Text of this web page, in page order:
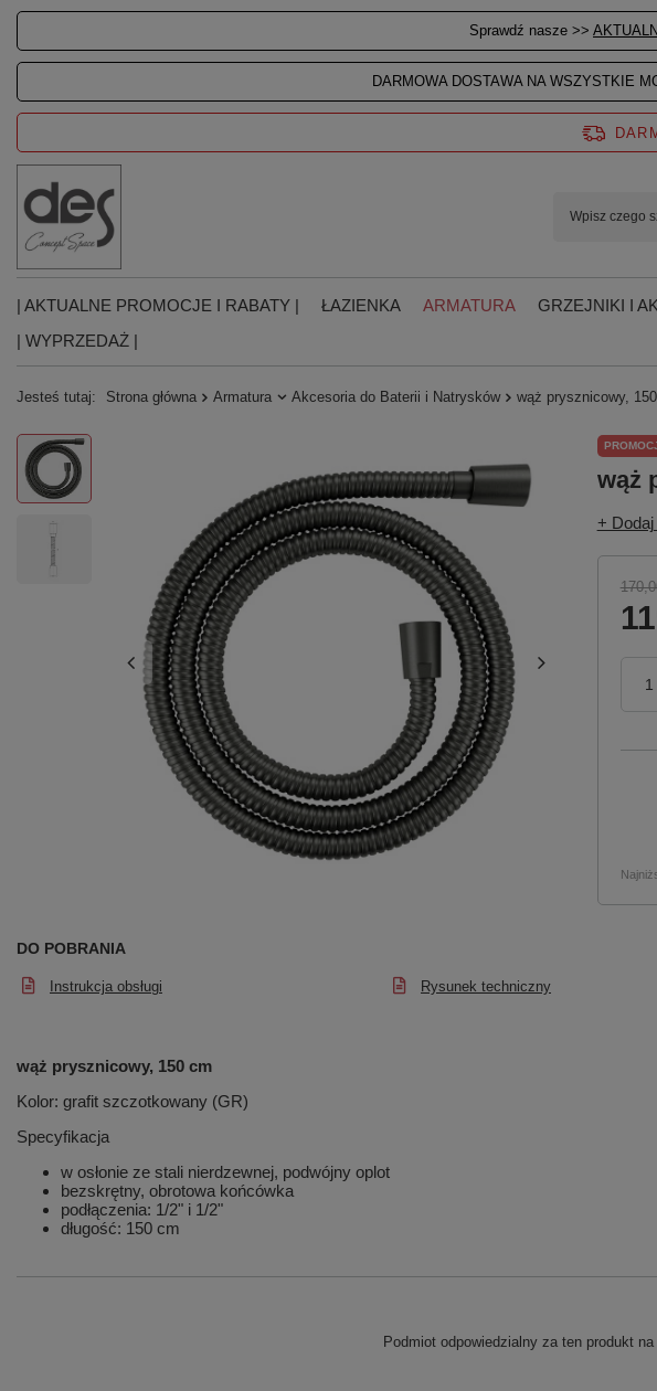
Sprawdź nasze >>
DARMOWA DOSTAWA NA WSZYSTKIE
| AKTUALNE PROMOCJE I RABATY | ŁAZIENKA ARMATURA GRZEJNIKI I
| WYPRZEDAŻ |
Jesteś tutaj: Strona główna Armatura Akcesoria do Baterii i Natrysków wąż prysznicowy,
wąż
+
DO POBRANIA
Instrukcja obsługi Rysunek techniczny
wąż prysznicowy, 150 cm
Kolor: grafit szczotkowany (GR)
Specyfikacja
w osłonie ze stali nierdzewnej, podwójny oplot
bezskrętny, obrotowa końcówka
podłączenia: 1/2" i 1/2"
długość: 150 cm
Podmiot odpowiedzialny za ten produkt na